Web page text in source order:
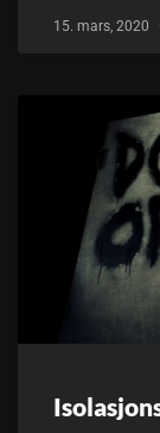
15. mars, 2020